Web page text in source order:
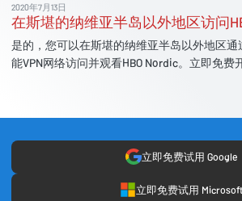
2020年7月13日
在斯堪的纳维亚半岛以外地区访问
是的，您可以在斯堪的纳维亚半岛以外地区通
能VPN网络访问并观看HBO Nordic。立即免费
立即免费试用 Google
立即免费试用 Microsoft